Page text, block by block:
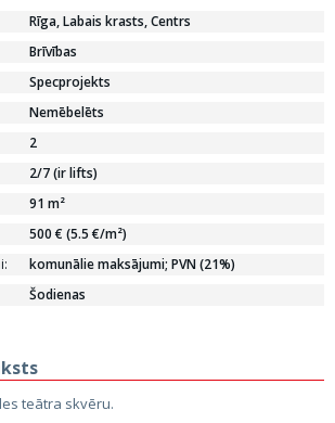
Rīga, Labais krasts, Centrs
Brīvības
Specprojekts
Nemēbelēts
2
2/7 (ir lifts)
91 m²
500 € (5.5 €/m²)
komunālie maksājumi; PVN (21%)
Šodienas
teātra skvēru.